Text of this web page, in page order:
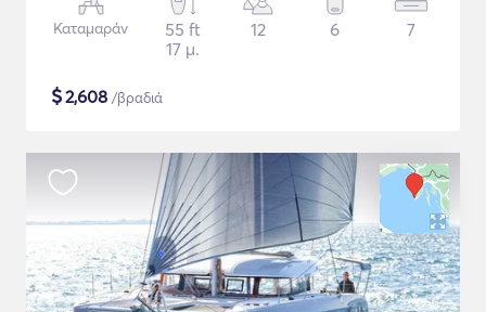
Καταμαράν
55 ft
17 μ.
12 6 7
$2,608 /βραδιά